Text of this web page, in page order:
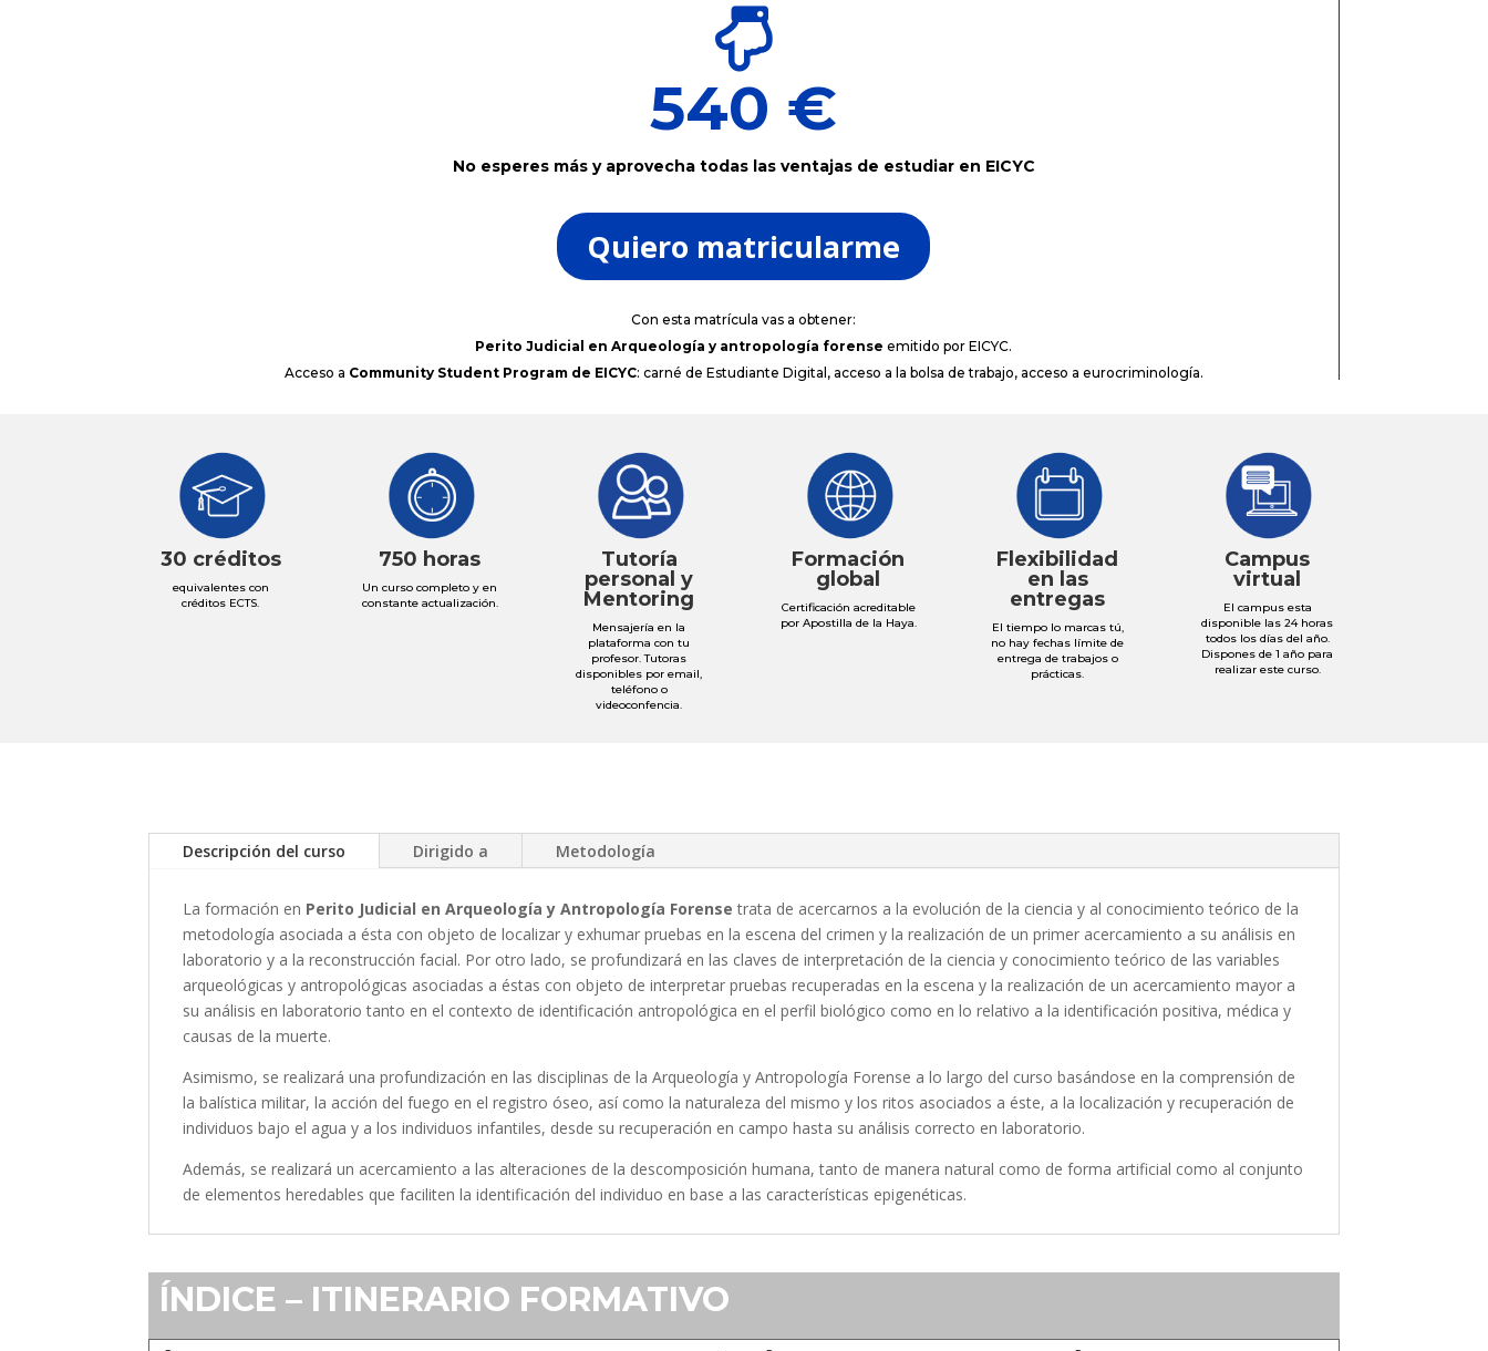

540 €
No esperes más y aprovecha todas las ventajas de estudiar en EICYC
Quiero matricularme
Con esta matrícula vas a obtener:
Perito Judicial en Arqueología y antropología forense emitido por EICYC.
Acceso a Community Student Program de EICYC: carné de Estudiante Digital, acceso a la bolsa de trabajo, acceso a eurocriminología.
30 créditos
equivalentes con
créditos ECTS.
750 horas
Un curso completo y en
constante actualización.
Tutoría
personal y
Mentoring
Mensajería en la
plataforma con tu
profesor. Tutoras
disponibles por email,
teléfono o
videoconfencia.
Formación
global
Certificación acreditable
por Apostilla de la Haya.
Flexibilidad
en las
entregas
El tiempo lo marcas tú,
no hay fechas límite de
entrega de trabajos o
prácticas.
Campus
virtual
El campus esta
disponible las 24 horas
todos los días del año.
Dispones de 1 año para
realizar este curso.
Descripción del curso Dirigido a Metodología
La formación en Perito Judicial en Arqueología y Antropología Forense trata de acercarnos a la evolución de la ciencia y al conocimiento teórico de la
metodología asociada a ésta con objeto de localizar y exhumar pruebas en la escena del crimen y la realización de un primer acercamiento a su análisis en
laboratorio y a la reconstrucción facial. Por otro lado, se profundizará en las claves de interpretación de la ciencia y conocimiento teórico de las variables
arqueológicas y antropológicas asociadas a éstas con objeto de interpretar pruebas recuperadas en la escena y la realización de un acercamiento mayor a
su análisis en laboratorio tanto en el contexto de identificación antropológica en el perfil biológico como en lo relativo a la identificación positiva, médica y
causas de la muerte.
Asimismo, se realizará una profundización en las disciplinas de la Arqueología y Antropología Forense a lo largo del curso basándose en la comprensión de
la balística militar, la acción del fuego en el registro óseo, así como la naturaleza del mismo y los ritos asociados a éste, a la localización y recuperación de
individuos bajo el agua y a los individuos infantiles, desde su recuperación en campo hasta su análisis correcto en laboratorio.
Además, se realizará un acercamiento a las alteraciones de la descomposición humana, tanto de manera natural como de forma artificial como al conjunto
de elementos heredables que faciliten la identificación del individuo en base a las características epigenéticas.
ÍNDICE – ITINERARIO FORMATIVO